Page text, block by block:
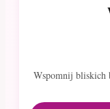
Wspomnij bliskich